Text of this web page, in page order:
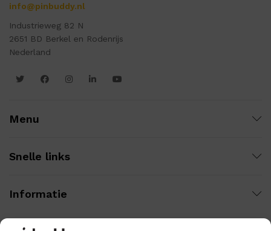
info@pinbuddy.nl
Industrieweg 82 N
2651 BD Berkel en Rodenrijs
Nederland
Menu
Snelle links
Informatie